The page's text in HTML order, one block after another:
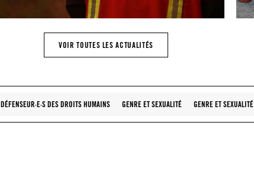
VOIR TOUTES LES ACTUALITÉS
DÉFENSEUR·E·S DES DROITS HUMAINS GENRE ET SEXUALITÉ GENRE ET SEXUALITÉ